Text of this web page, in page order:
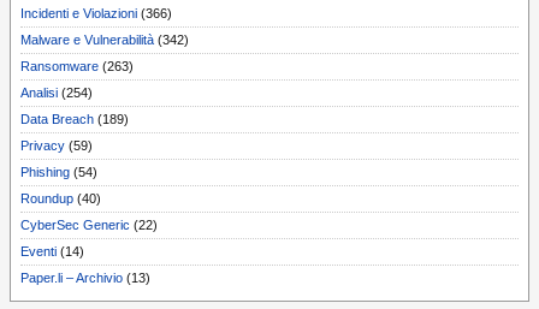
Incidenti e Violazioni (366)
Malware e Vulnerabilità (342)
Ransomware (263)
Analisi (254)
Data Breach (189)
Privacy (59)
Phishing (54)
Roundup (40)
CyberSec Generic (22)
Eventi (14)
Paper.li – Archivio (13)